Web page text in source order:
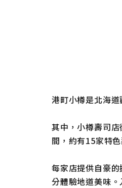
港町小樽是北海
其中，小樽壽司
間，約有15家特
每家店提供自豪
分體驗地道美味